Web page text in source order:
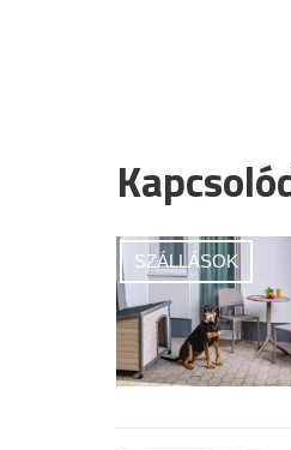
SZÁLLÁSOK